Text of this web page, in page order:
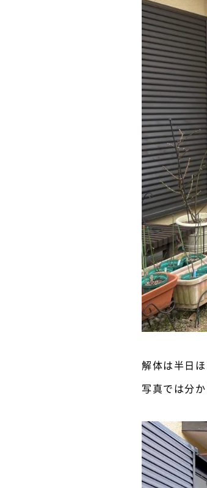
解体は半日
写真では分